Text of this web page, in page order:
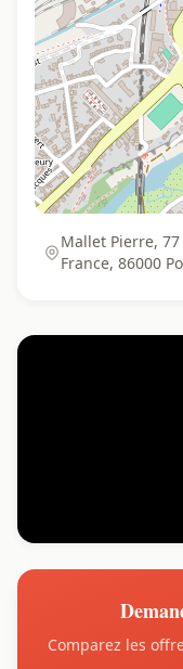
Mallet Pierre,
France, 86000
Comparez les